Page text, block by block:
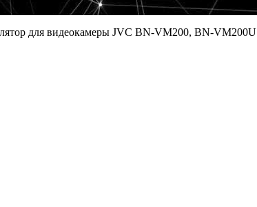
для видеокамеры JVC BN-VM200, BN-VM200U